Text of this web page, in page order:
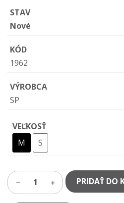
STAV
Nové
KÓD
1962
VÝROBCA
SP
VEĽKOSŤ
M
S
1 PRIDAŤ DO